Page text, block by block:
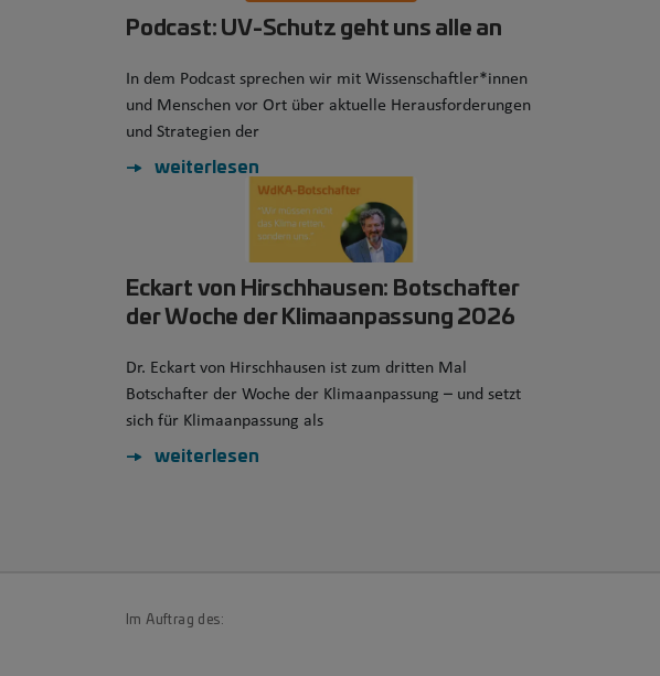
Podcast: UV-Schutz geht uns alle an
In dem Podcast sprechen wir mit Wissenschaftler*innen
und Menschen vor Ort über aktuelle Herausforderungen
und Strategien der
weiterlesen
Eckart von Hirschhausen: Botschafter
der Woche der Klimaanpassung 2026
Dr. Eckart von Hirschhausen ist zum dritten Mal
Botschafter der Woche der Klimaanpassung – und setzt
sich für Klimaanpassung als
weiterlesen
Im Auftrag des: